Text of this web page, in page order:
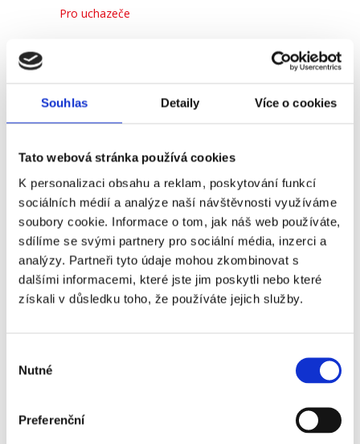
Souhlas Detaily Více o cookies
Tato webová stránka používá cookies
K personalizaci obsahu a reklam, poskytování funkcí
sociálních médií a analýze naší návštěvnosti využíváme
soubory cookie. Informace o tom, jak náš web používáte,
sdílíme se svými partnery pro sociální média, inzerci a
analýzy. Partneři tyto údaje mohou zkombinovat s
dalšími informacemi, které jste jim poskytli nebo které
získali v důsledku toho, že používáte jejich služby.
souhlasu
Nutné
Preferenční
Pro uchazeče
Recent Popular Comments
(Ne)komunikace se
zaměstnavatelem
18. 9. 2025